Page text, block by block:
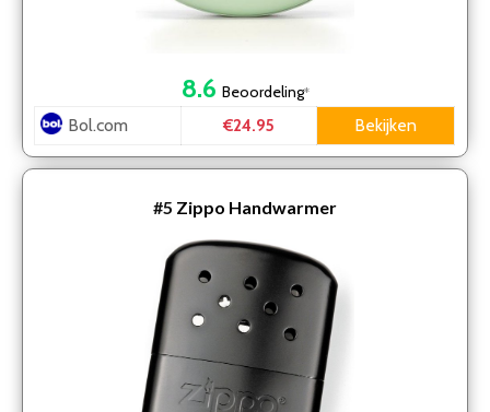
8.6 Beoordeling*
Bol.com €24.95 Bekijken
#5 Zippo Handwarmer